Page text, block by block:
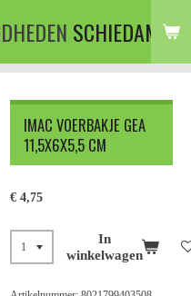
SCHIEDAM
IMAC VOERBAKJE GEA
11,5X6X5,5 CM
€ 4,75
In
winkelwagen